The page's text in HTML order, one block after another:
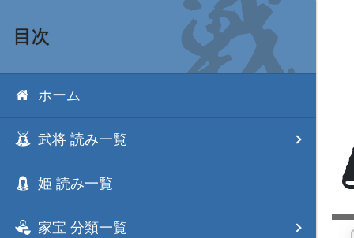
目次
ホーム
武将 読み一覧
姫 読み一覧
家宝 分類一覧